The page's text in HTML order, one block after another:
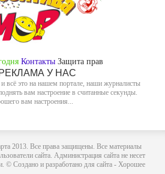
Контакты Защита прав
У НАС
всё это на нашем портале, наши журналисты
вам настроение в считанные секунды.
вам настроения...
2013. Все права защищены. Все материалы
сайта. Администрация сайта не несет
© Создано и разработано для сайта - Хорошее